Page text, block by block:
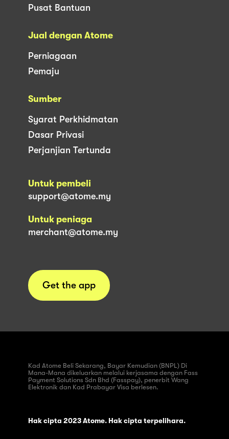
Pusat Bantuan
Jual dengan Atome
Perniagaan
Pemaju
Sumber
Syarat Perkhidmatan
Dasar Privasi
Perjanjian Tertunda
Untuk pembeli
support@atome.my
Untuk peniaga
merchant@atome.my
Get the app
Kad Atome Beli Sekarang, Bayar Kemudian (BNPL) Di
Mana-Mana dikeluarkan melalui kerjasama dengan Fass
Payment Solutions Sdn Bhd (Fasspay), penerbit Wang
Elektronik dan Kad Prabayar Visa berlesen.
Hak cipta 2023 Atome. Hak cipta terpelihara.